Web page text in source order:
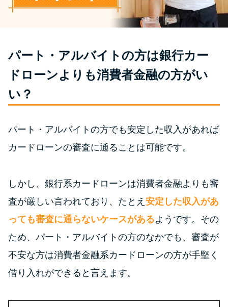
バレずに借りたい方向け
便利なコンテンツ
カードローンQ&A
特集ページ
リボ払いをそのまま払いきると
損！
カードローンの見直しで40万円
得した話
最速！最短40分で借りられるカ
パート・アルバイトの方は銀行カー
ドローンよりも消費者金融の方がい
い？
パート・アルバイトの方でも安定した収入があれば
カードローンの審査に通ることは可能です。
しかし、銀行系カードローンは消費者金融よりも審
査が厳しい言われており、たとえ 安定した収入があ
っても審査に通らないケースがあるようです。その
ため、パート・アルバイトの方のなかでも、審査が
不安な方は消費者金融系カードローンの方が手堅く
借り入れができると言えます。